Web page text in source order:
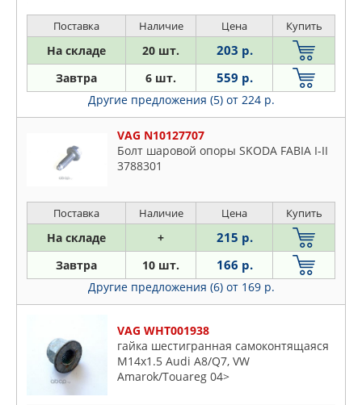
Поставка Наличие Цена Купить
На складе 20 шт. 203 р.
Завтра 6 шт. 559 р.
Другие предложения (5) от 224 р.
VAG N10127707
Болт шаровой опоры SKODA FABIA I-II
3788301
Поставка Наличие Цена Купить
На складе + 215 р.
Завтра 10 шт. 166 р.
Другие предложения (6) от 169 р.
VAG WHT001938
гайка шестигранная самоконтящаяся
M14x1.5 Audi A8/Q7, VW
Amarok/Touareg 04>